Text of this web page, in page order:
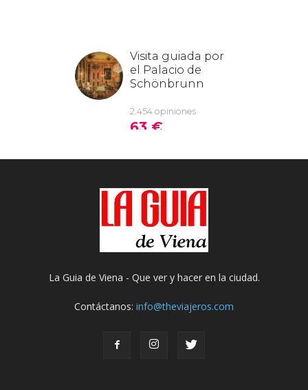
La Guia de Viena - Que ver y hacer en la ciudad.
Contáctanos: info@theviajeros.com